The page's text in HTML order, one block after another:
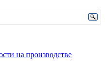
на производстве